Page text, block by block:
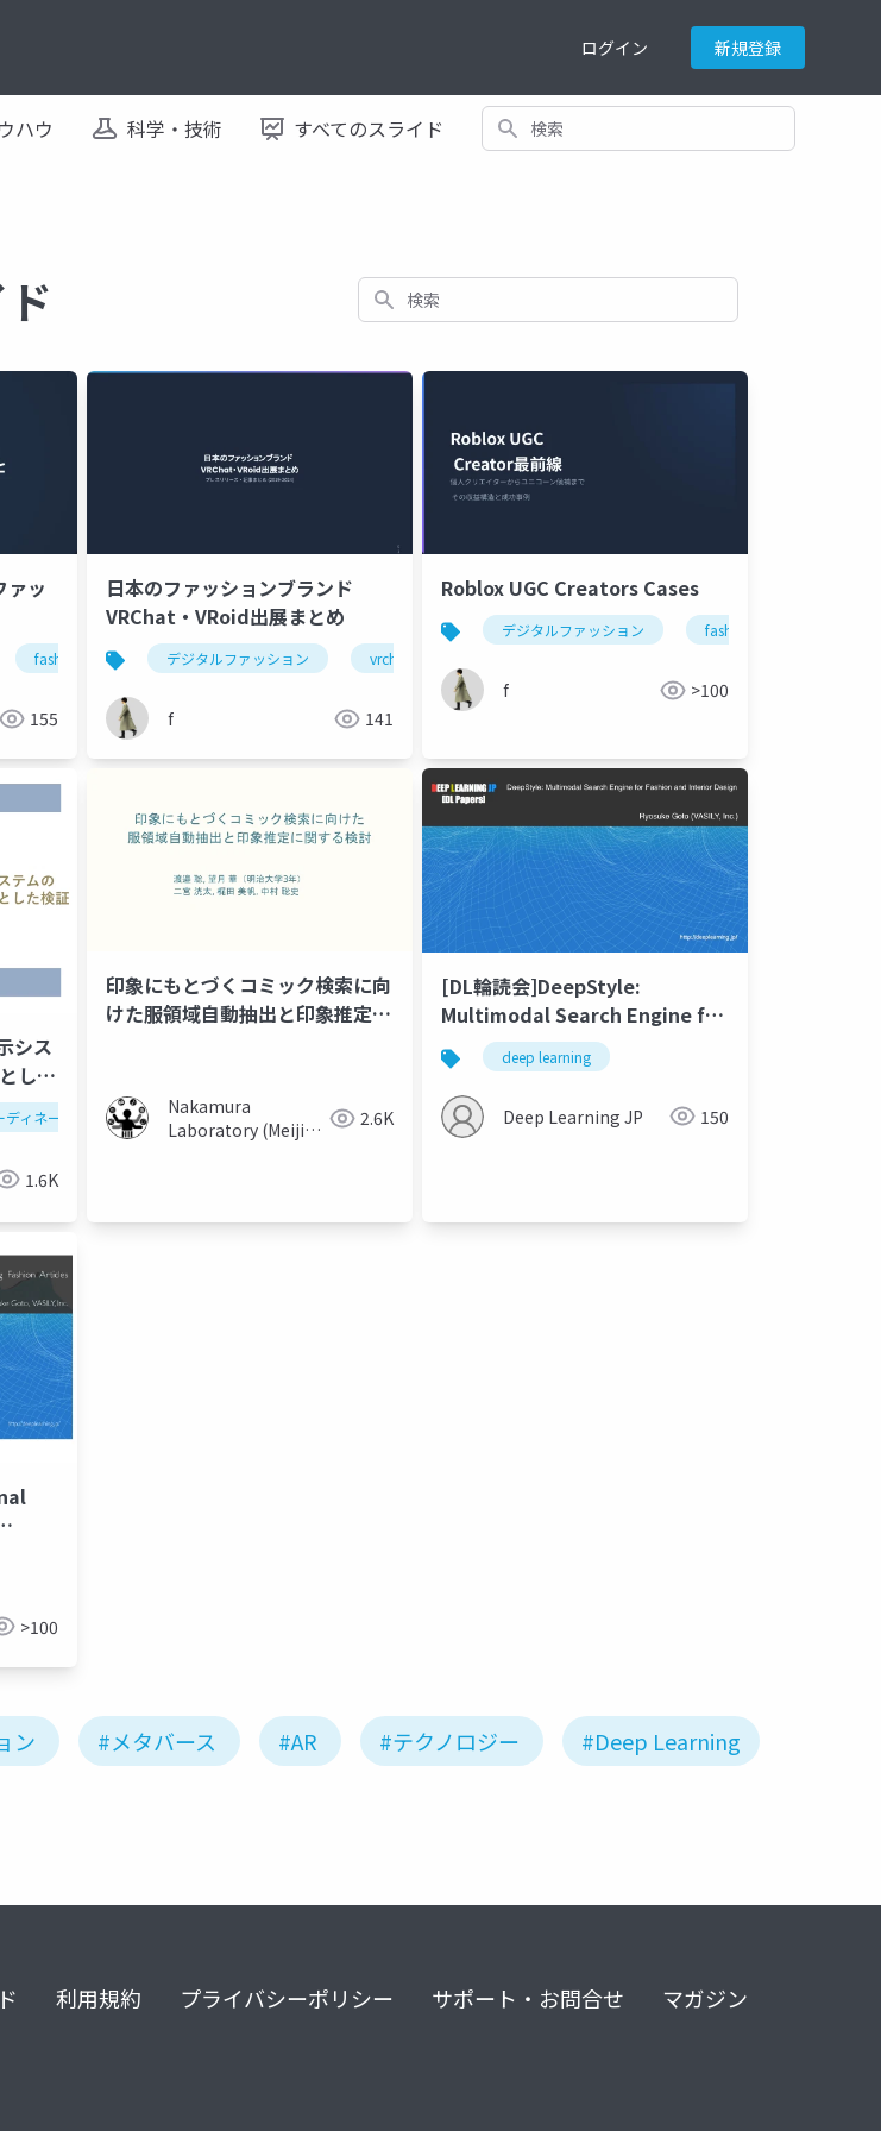
ログイン 新規登録
ハウ 科学・技術 すべてのスライド 検索
検索
ルヒューマン
ァッ
fashion arグラス ar
155
日本のファッションブランド
VRChat・VRoid出展まとめ
デジタルファッション vrchat
f 141
Roblox UGC Creators Cases
デジタルファッション fashion
f >100
hologram バーチャルファッション
シス
した
ディネート ビンゴ 衣服 コーディネート支援
1.6K
印象にもとづくコミック検索に向
けた服領域自動抽出と印象推定に
Nakamura
Laboratory (Meiji
2.6K
[DL輪読会]DeepStyle:
Multimodal Search Engine for
Fashion and Interior Design
deep learning
Deep Learning JP 150
>100
ン #メタバース #AR #テクノロジー #Deep Learning
利用規約 プライバシーポリシー サポート・お問合せ マガジン